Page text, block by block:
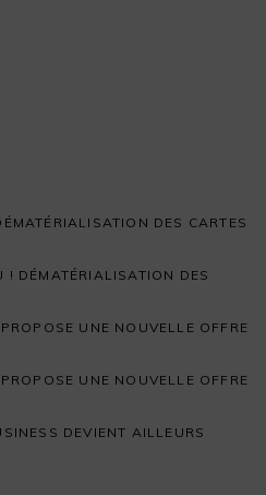
DES CARTES
! DÉMATÉRIALISATION DES
UNE NOUVELLE OFFRE
UNE NOUVELLE OFFRE
DEVIENT AILLEURS